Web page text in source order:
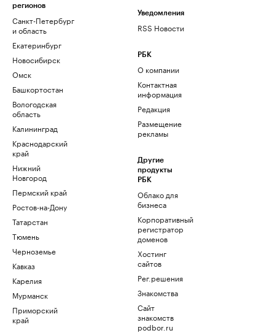
регионов
Санкт-Петербург
и область
Екатеринбург
Новосибирск
Омск
Башкортостан
Вологодская
область
Калининград
Краснодарский
край
Нижний
Новгород
Пермский край
Ростов-на-Дону
Татарстан
Тюмень
Черноземье
Кавказ
Карелия
Мурманск
Приморский
край
Уведомления
RSS Новости
РБК
О компании
Контактная
информация
Редакция
Размещение
рекламы
Другие
продукты
РБК
Облако для
бизнеса
Корпоративный
регистратор
доменов
Хостинг
сайтов
Рег.решения
Знакомства
Сайт
знакомств
podbor.ru